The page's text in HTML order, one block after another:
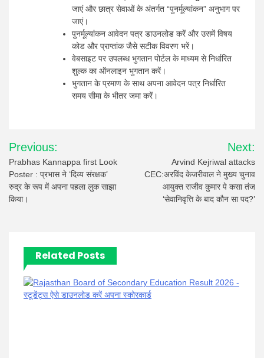
जाएं और छात्र सेवाओं के अंतर्गत “पुनर्मूल्यांकन” अनुभाग पर
जाएं।
पुनर्मूल्यांकन आवेदन पत्र डाउनलोड करें और उसमें विषय
कोड और प्राप्तांक जैसे सटीक विवरण भरें।
वेबसाइट पर उपलब्ध भुगतान पोर्टल के माध्यम से निर्धारित
शुल्क का ऑनलाइन भुगतान करें।
भुगतान के प्रमाण के साथ अपना आवेदन पत्र निर्धारित
समय सीमा के भीतर जमा करें।
Post
navigation
Previous:
Prabhas Kannappa first Look
Poster : प्रभास ने ‘दिव्य संरक्षक’
रुद्र के रूप में अपना पहला लुक साझा
किया।
Next:
Arvind Kejriwal attacks
CEC:अरविंद केजरीवाल ने मुख्य चुनाव
आयुक्त राजीव कुमार पे कसा तंज
‘सेवानिवृत्ति के बाद कौन सा पद?’
Related Posts